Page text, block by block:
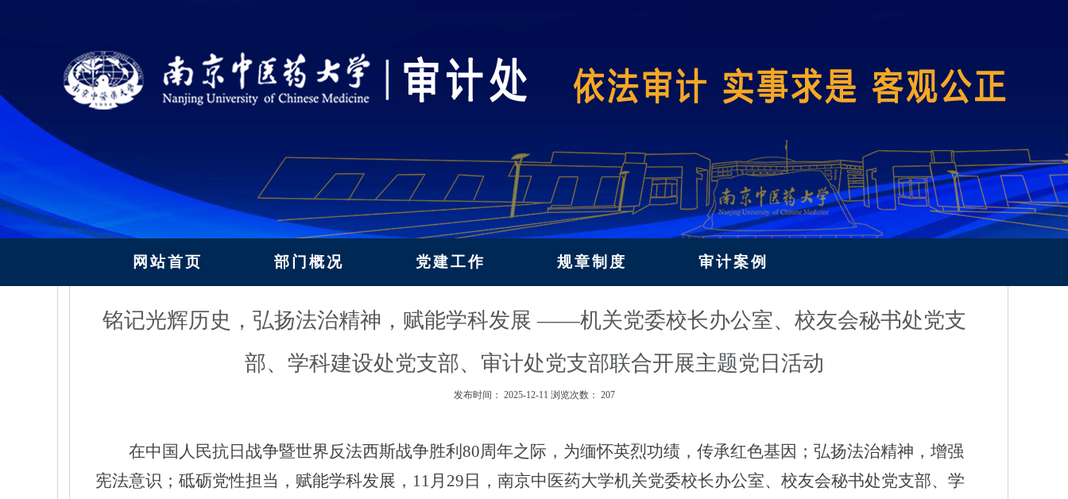
网站首页 部门概况 党建工作 规章制度 审计案例
铭记光辉历史，弘扬法治精神，赋能学科发展 ——机关党委校长办公室、校友会秘书处党支
部、学科建设处党支部、审计处党支部联合开展主题党日活动
发布时间： 2025-12-11 浏览次数： 207
在中国人民抗日战争暨世界反法西斯战争胜利80周年之际，为缅怀英烈功绩，传承红色基因；弘扬法治精神，增强
宪法意识；砥砺党性担当，赋能学科发展 ， 11月 29 日，南京中医药大学机关党委校长办公室、校友会秘书处党支部、学